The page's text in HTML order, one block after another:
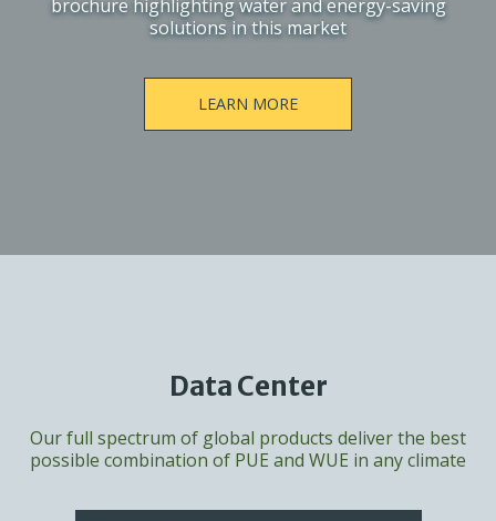
brochure highlighting water and energy-saving
solutions in this market
LEARN MORE
Data Center
Our full spectrum of global products deliver the best
possible combination of PUE and WUE in any climate